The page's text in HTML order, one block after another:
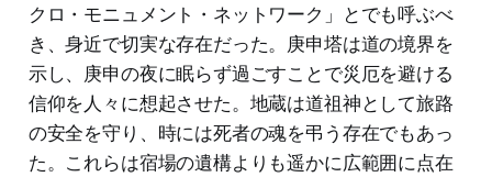
クロ・モニュメント・ネットワーク」とでも呼ぶべ
き、身近で切実な存在だった。庚申塔は道の境界を
示し、庚申の夜に眠らず過ごすことで災厄を避ける
信仰を人々に想起させた。地蔵は道祖神として旅路
の安全を守り、時には死者の魂を弔う存在でもあっ
た。これらは宿場の遺構よりも遥かに広範囲に点在